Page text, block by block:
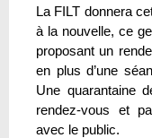
La FILT donnera
à la nouvelle, ce
proposant un
en plus d’une
Une quarantaine
rendez-vous et
avec le public.